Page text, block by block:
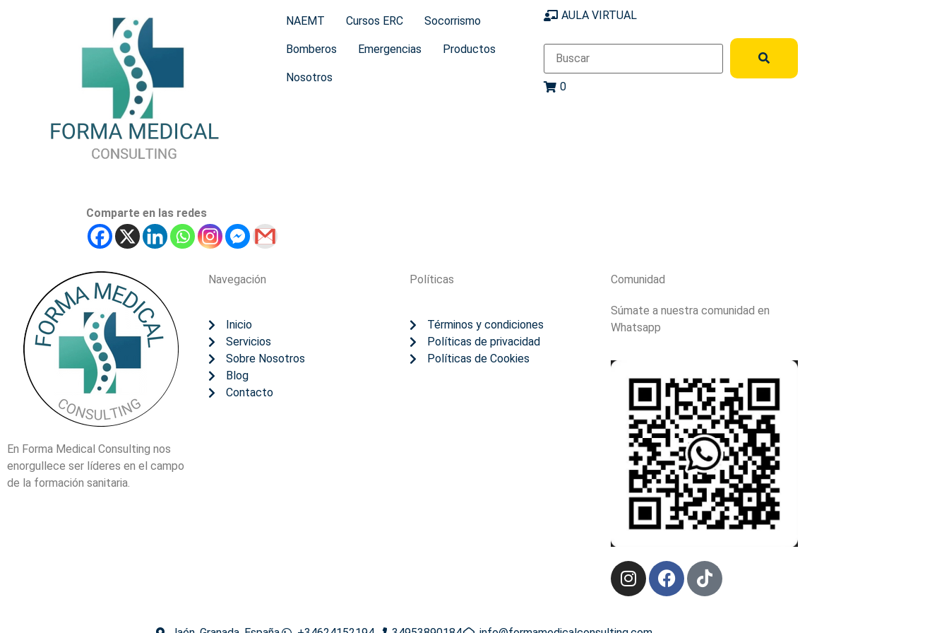
NAEMT Cursos ERC Socorrismo
Bomberos Emergencias Productos
Nosotros
AULA VIRTUAL
0
Comparte en las redes
En Forma Medical Consulting nos
enorgullece ser líderes en el campo
de la formación sanitaria.
Navegación
Inicio
Servicios
Sobre Nosotros
Blog
Contacto
Políticas
Términos y condiciones
Políticas de privacidad
Políticas de Cookies
Comunidad
Súmate a nuestra comunidad en
Whatsapp